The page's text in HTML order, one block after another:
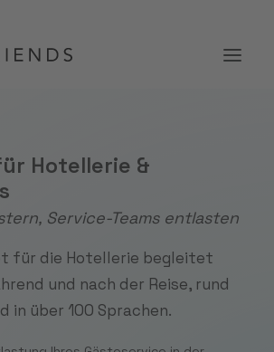
Hotellerie &
Service-Teams entlasten
für die Hotellerie begleitet
und nach der Reise, rund
in über 100 Sprachen.